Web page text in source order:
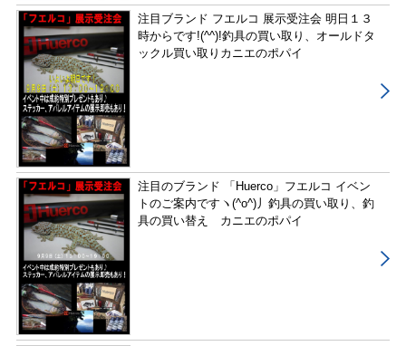
注目ブランド フエルコ 展示受注会 明日１３
時からです!(^^)!釣具の買い取り、オールドタ
ックル買い取りカニエのポパイ
注目のブランド 「Huerco」フエルコ イベン
トのご案内ですヽ(^o^)丿釣具の買い取り、釣
具の買い替え カニエのポパイ